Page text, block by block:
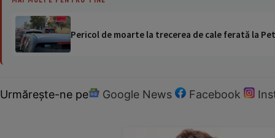
Pericol de moarte la trecerea de cale ferată la
Urmărește-ne pe Google News Facebook